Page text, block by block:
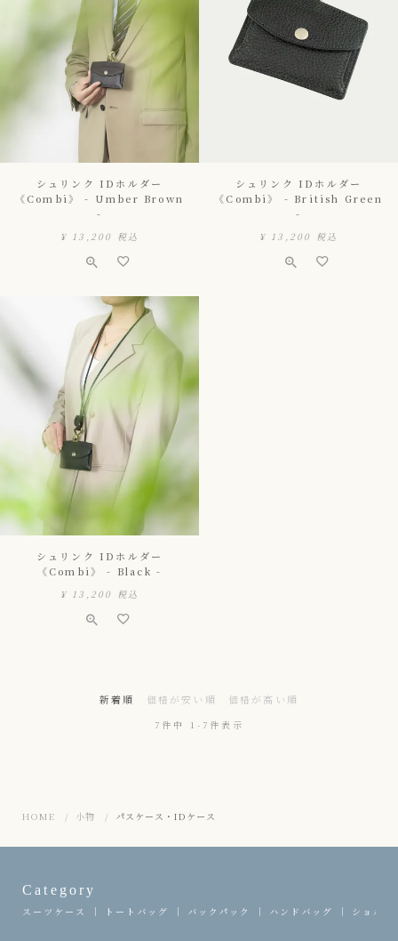
シュリンク IDホルダー
《Combi》 - Umber Brown
-
¥ 13,200 税込
シュリンク IDホルダー
《Combi》 - British Green
-
¥ 13,200 税込
シュリンク IDホルダー
《Combi》 - Black -
¥ 13,200 税込
新着順 価格が安い順 価格が高い順
7 件中 1 - 7 件表示
HOME 小物 パスケース・IDケース
Category
スーツケース トートバッグ バックパック ハンドバッグ ショル